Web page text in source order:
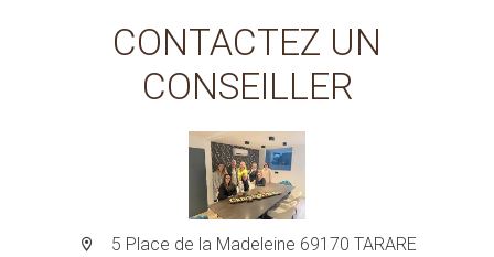
CONTACTEZ UN
CONSEILLER
5 Place de la Madeleine 69170 TARARE